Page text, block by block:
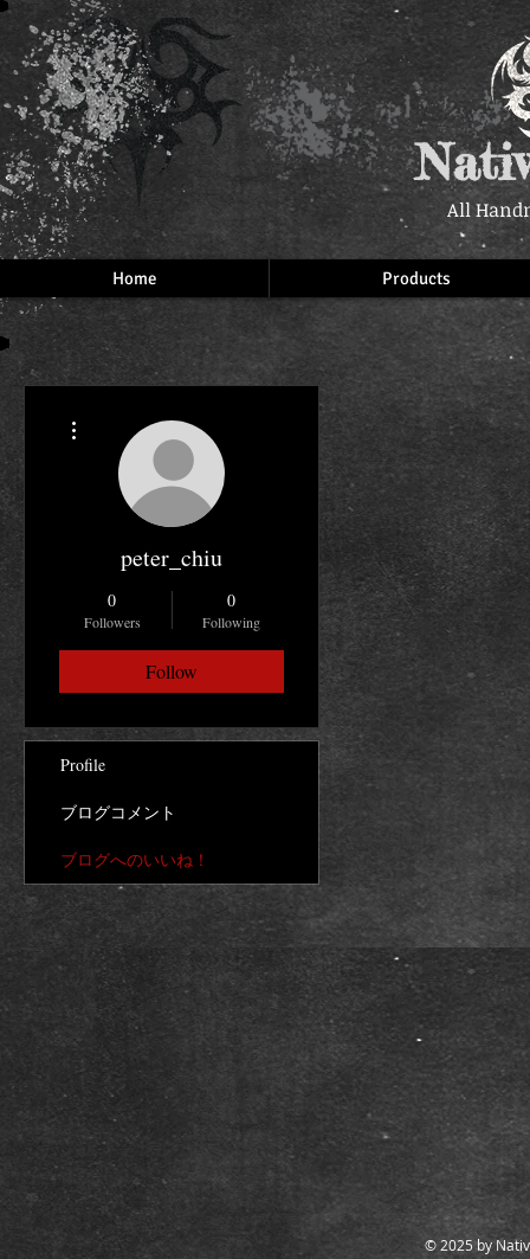
All
Home Products
peter_chiu
0
Followers
0
Following
Follow
Profile
ブログコメント
ブログへのいいね！
© 2025 by